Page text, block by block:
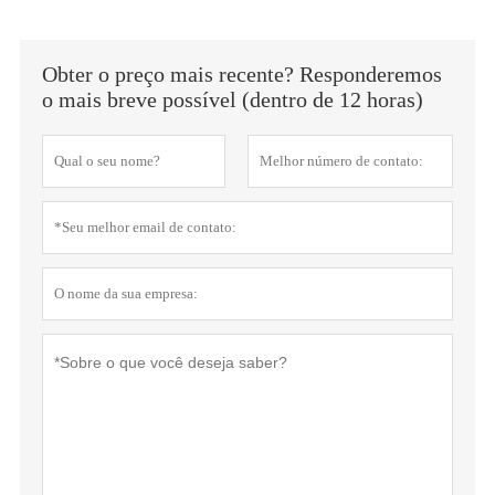
Obter o preço mais recente? Responderemos
o mais breve possível (dentro de 12 horas)